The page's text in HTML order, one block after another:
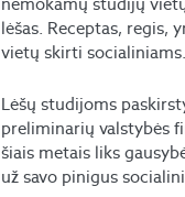
lėšas. Receptas, regis,
vietų skirti socialiniams.
Lėšų studijoms
preliminarių valstybės
šiais metais liks
už savo pinigus